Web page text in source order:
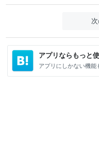
アプリならもっと
アプリにしかない機能